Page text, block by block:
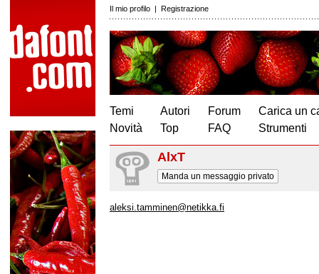
Il mio profilo | Registrazione
Temi
Novità
Autori
Top
Forum
FAQ
Carica un
Strumenti
AlxT
Manda un messaggio privato
aleksi.tamminen@netikka.fi